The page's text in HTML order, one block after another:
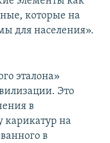
которые на
для населения».
эталона»
Это
в
карикатур на
в